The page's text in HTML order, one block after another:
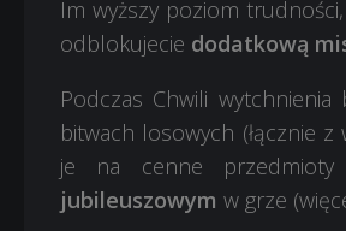
Im wyższy poziom
odblokujecie dodatkową
Podczas Chwili
bitwach losowych (łącznie z
je na cenne
jubileuszowym w grze